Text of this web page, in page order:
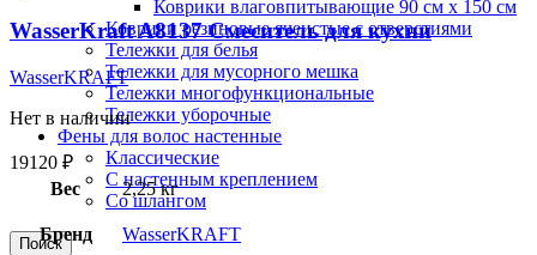
Коврики влаговпитывающие 90 см х 150 см
Коврики резиновые ячеистые с отверстиями
Тележки для белья
Тележки для мусорного мешка
Тележки многофункциональные
Тележки уборочные
Фены для волос настенные
Классические
С настенным креплением
Со шлангом
Поиск
WasserKraft A8137 Смеситель для кухни
WasserKRAFT
Нет в наличии
19120 ₽
Вес
2,25 кг
Бренд WasserKRAFT